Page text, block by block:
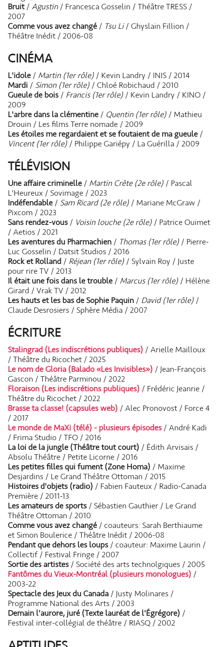
Bruit/ Agustin/ Francesca Gosselin / Théâtre TRESS /
2007
Comme vous avez changé/ Tsu Li/ Ghyslain Fillion /
Théâtre Inédit / 2006-08
CINÉMA
L'idole/ Martin (1er rôle)/ Kevin Landry / INIS / 2014
Mardi/ Simon (1er rôle)/ Chloé Robichaud / 2010
Gueule de bois/ Francis (1er rôle)/ Kevin Landry / KINO /
2009
L'arbre dans la clémentine/ Quentin (1er rôle)/ Mathieu
Drouin / Les films Terre nomade / 2009
Les étoiles me regardaient et se foutaient de ma gueule/
Vincent (1er rôle)/ Philippe Gariépy / La Guérilla / 2009
TÉLÉVISION
Une affaire criminelle/ Martin Crête (2e rôle)/ Pascal
L'Heureux / Sovimage / 2023
Indéfendable/ Sam Ricard (2e rôle)/ Mariane McGraw /
Pixcom / 2023
Sans rendez-vous/ Voisin louche (2e rôle)/ Patrice Ouimet
/ Aetios / 2021
Les aventures du Pharmachien/ Thomas (1er rôle)/ Pierre-
Luc Gosselin / Datsit Studios / 2016
Rock et Rolland/ Réjean (1er rôle)/ Sylvain Roy / Juste
pour rire TV / 2013
Il était une fois dans le trouble/ Marcus (1er rôle)/ Hélène
Girard / Vrak TV / 2012
Les hauts et les bas de Sophie Paquin/ David (1er rôle)/
Claude Desrosiers / Sphère Média / 2007
ÉCRITURE
Stalingrad (Les indiscrétions publiques) / Arielle Mailloux
/ Théâtre du Ricochet / 2025
Le nom de Gloria (Balado «Les Invisibles») / Jean-François
Gascon / Théâtre Parminou / 2022
Floraison (Les indiscrétions publiques) / Frédéric Jeanrie /
Théâtre du Ricochet / 2022
Brasse ta classe! (capsules web) / Alec Pronovost / Force 4
/ 2017
Le monde de MaXi (télé) - plusieurs épisodes/ André Kadi
/ Frima Studio / TFO / 2016
La loi de la jungle (Théâtre tout court) / Édith Arvisais /
Absolu Théâtre / Petite Licorne / 2016
Les petites filles qui fument (Zone Homa) / Maxime
Desjardins / Le Grand Théâtre Ottoman / 2015
Histoires d'objets (radio) / Fabien Fauteux / Radio-Canada
Première / 2011-13
Les amateurs de sports / Sébastien Gauthier / Le Grand
Théâtre Ottoman / 2010
Comme vous avez changé / coauteurs: Sarah Berthiaume
et Simon Boulerice / Théâtre Inédit / 2006-08
Pendant que dehors les loups / coauteur: Maxime Laurin /
Collectif / Festival Fringe / 2007
Sortie des artistes / Société des arts technolgiques / 2005
Fantômes du Vieux-Montréal (plusieurs monologues) /
2003-22
Spectacle des Jeux du Canada / Justy Molinares /
Programme National des Arts / 2003
Demain l'aurore, juré (Texte lauréat de l'Égrégore) /
Festival inter-collégial de théâtre / RIASQ / 2002